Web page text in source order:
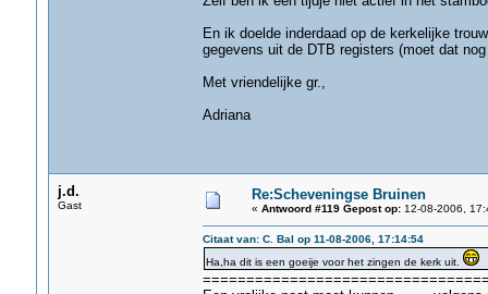
En ik doelde inderdaad op de kerkelijke
gegevens uit de DTB registers (moet dat
Met vriendelijke gr.,
Adriana
j.d.
Gast
Re:Scheveningse Bruinen
« Antwoord #119 Gepost op:12-08-2006,
Citaat van: C. Bal op 11-08-2006, 17:14:54
Ha,ha dit is een goeije voor het zingen de kerk uit.